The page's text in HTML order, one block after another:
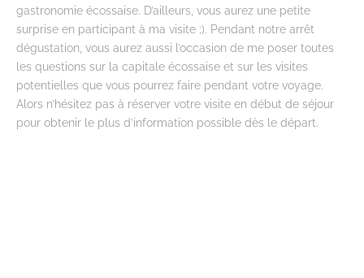
gastronomie écossaise. D’ailleurs, vous aurez une petite
surprise en participant à ma visite ;). Pendant notre arrêt
dégustation, vous aurez aussi l’occasion de me poser toutes
les questions sur la capitale écossaise et sur les visites
potentielles que vous pourrez faire pendant votre voyage.
Alors n’hésitez pas à réserver votre visite en début de séjour
pour obtenir le plus d’information possible dès le départ.